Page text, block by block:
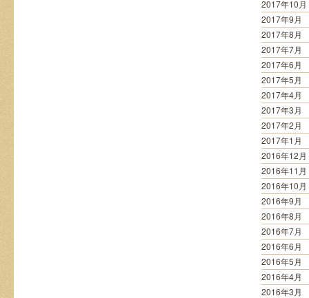
2017年10月
2017年9月
2017年8月
2017年7月
2017年6月
2017年5月
2017年4月
2017年3月
2017年2月
2017年1月
2016年12月
2016年11月
2016年10月
2016年9月
2016年8月
2016年7月
2016年6月
2016年5月
2016年4月
2016年3月